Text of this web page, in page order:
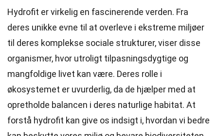
Hydrofit er virkelig en fascinerende verden. Fra
deres unikke evne til at overleve i ekstreme miljøer
til deres komplekse sociale strukturer, viser disse
organismer, hvor utroligt tilpasningsdygtige og
mangfoldige livet kan være. Deres rolle i
økosystemet er uvurderlig, da de hjælper med at
opretholde balancen i deres naturlige habitat. At
forstå hydrofit kan give os indsigt i, hvordan vi bedre